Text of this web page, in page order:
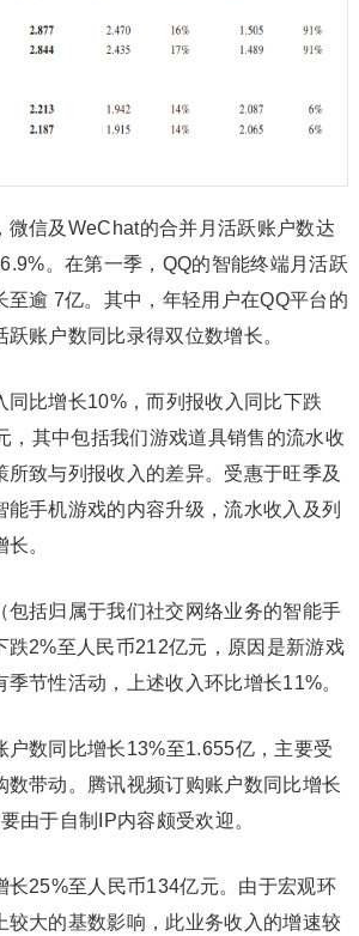
微信及WeChat的合并月活跃账户数达
。在第一季，QQ的智能终端月活跃
至逾 7亿。其中，年轻用户在QQ平台的
账户数同比录得双位数增长。
同比增长10%，而列报收入同比下跌
，其中包括我们游戏道具销售的流水收
所致与列报收入的差异。受惠于旺季及
能手机游戏的内容升级，流水收入及列
。
包括归属于我们社交网络业务的智能手
跌2%至人民币212亿元，原因是新游戏
节性活动，上述收入环比增长11%。
户数同比增长13%至1.655亿，主要受
数带动。腾讯视频订购账户数同比增长
由于自制IP内容颇受欢迎。
长25%至人民币134亿元。由于宏观环
较大的基数影响，此业务收入的增速较